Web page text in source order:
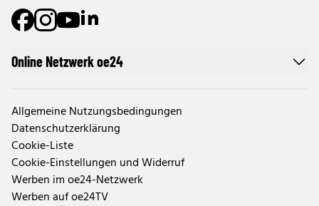
Online Netzwerk oe24
Allgemeine Nutzungsbedingungen
Datenschutzerklärung
Cookie-Liste
Cookie-Einstellungen und Widerruf
Werben im oe24-Netzwerk
Werben auf oe24TV